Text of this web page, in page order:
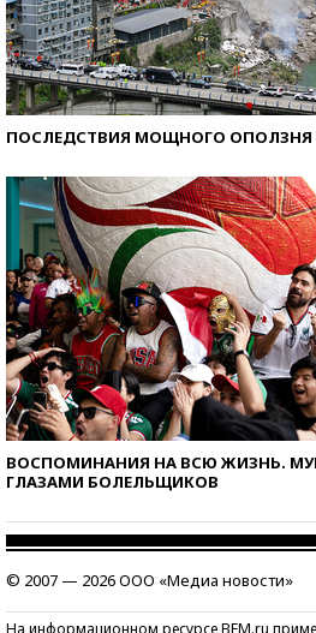
ПОСЛЕДСТВИЯ МОЩНОГО ОПОЛЗНЯ
ВОСПОМИНАНИЯ НА ВСЮ ЖИЗНЬ.
ГЛАЗАМИ БОЛЕЛЬЩИКОВ
© 2007 — 2026 ООО «Медиа новости»